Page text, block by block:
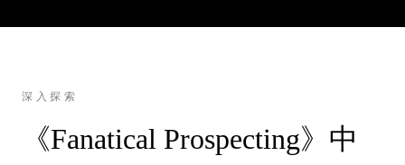
深入探索
《Fanatical Prospecting》中